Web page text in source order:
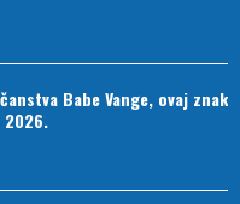
Babe Vange, ovaj znak